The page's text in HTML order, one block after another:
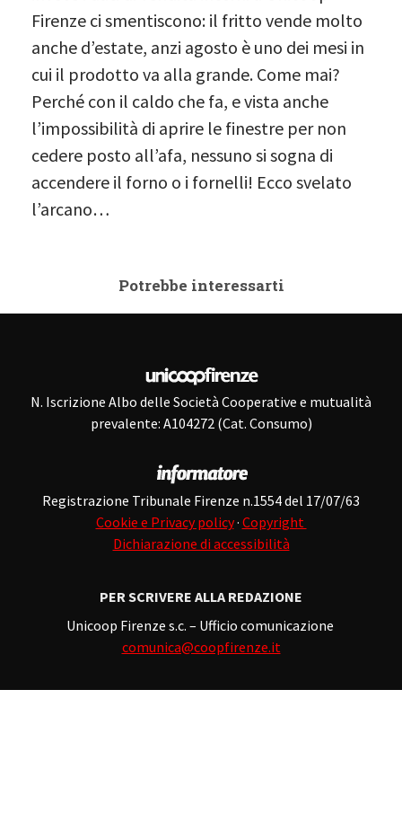
Firenze ci smentiscono: il fritto vende molto
anche d’estate, anzi agosto è uno dei mesi in
cui il prodotto va alla grande. Come mai?
Perché con il caldo che fa, e vista anche
l’impossibilità di aprire le finestre per non
cedere posto all’afa, nessuno si sogna di
accendere il forno o i fornelli! Ecco svelato
l’arcano…
Potrebbe interessarti
N. Iscrizione Albo delle Società Cooperative e mutualità
prevalente: A104272 (Cat. Consumo)
Registrazione Tribunale Firenze n.1554 del 17/07/63
Cookie e Privacy policy· Copyright
Dichiarazione di accessibilità
PER SCRIVERE ALLA REDAZIONE
Unicoop Firenze s.c. – Ufficio comunicazione
comunica@coopfirenze.it